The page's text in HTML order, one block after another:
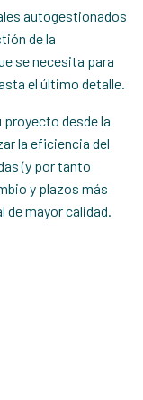
autogestionados
de la
se necesita para
el último detalle.
desde la
la eficiencia del
(y por tanto
y plazos más
mayor calidad.